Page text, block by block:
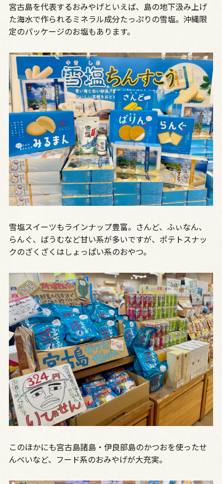
宮古島を代表するおみやげといえば、島の地下汲み上げ
た海水で作られるミネラル成分たっぷりの雪塩。沖縄限
定のパッケージのお塩もあります。
雪塩スイーツもラインナップ豊富。さんど、ふぃなん、
らんぐ、ばうむなど甘い系が多いですが、ポテトスナッ
クのざくざくはしょっぱい系のおやつ。
このほかにも宮古島諸島・伊良部島のかつおを使ったせ
んべいなど、フード系のおみやげが大充実。